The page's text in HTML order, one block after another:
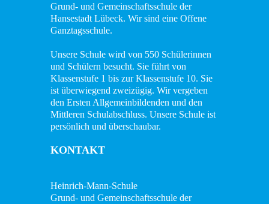
Grund- und Gemeinschaftsschule der
Hansestadt Lübeck. Wir sind eine Offene
Ganztagsschule.
Unsere Schule wird von 550 Schülerinnen
und Schülern besucht. Sie führt von
Klassenstufe 1 bis zur Klassenstufe 10. Sie
ist überwiegend zweizügig. Wir vergeben
den Ersten Allgemeinbildenden und den
Mittleren Schulabschluss. Unsere Schule ist
persönlich und überschaubar.
KONTAKT
Heinrich-Mann-Schule
Grund- und Gemeinschaftsschule der
Wissenswertes
Konzept